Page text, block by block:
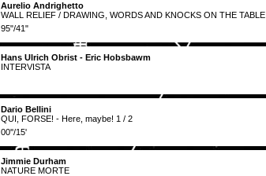
Aurelio Andrighetto
WALL RELIEF / DRAWING, WORDS AND KNOCKS ON THE TABLE
95"/41"
Hans Ulrich Obrist - Eric Hobsbawm
INTERVISTA
Dario Bellini
QUI, FORSE! - Here, maybe! 1 / 2
00''/15'
Jimmie Durham
NATURE MORTE